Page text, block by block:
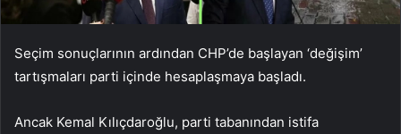
Seçim sonuçlarının ardından CHP’de başlayan ‘değişim’
tartışmaları parti içinde hesaplaşmaya başladı.
Ancak Kemal Kılıçdaroğlu, parti tabanından istifa